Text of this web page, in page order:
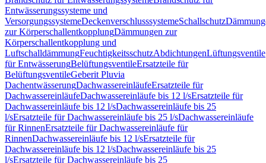
Entwässerungssysteme und
VersorgungssystemeDeckenverschlusssystemeSchallschutz
zur KörperschallentkopplungDämmungen zur
Körperschallentkopplung und
LuftschalldämmungFeuchtigkeitsschutzAbdichtungenLüftungsventile
für EntwässerungBelüftungsventileErsatzteile für
BelüftungsventileGeberit Pluvia
DachentwässerungDachwassereinläufeErsatzteile für
DachwassereinläufeDachwassereinläufe bis 12 l/sErsatzteile für
Dachwassereinläufe bis 12 l/sDachwassereinläufe bis 25
l/sErsatzteile für Dachwassereinläufe bis 25 l/sDachwassereinläufe
für RinnenErsatzteile für Dachwassereinläufe für
RinnenDachwassereinläufe bis 12 l/sErsatzteile für
Dachwassereinläufe bis 12 l/sDachwassereinläufe bis 25
l/sErsatzteile für Dachwassereinläufe bis 25